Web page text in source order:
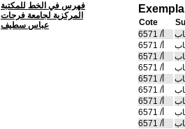
Cote
أ/ 6571
أ/ 6571
أ/ 6571
أ/ 6571
أ/ 6571
أ/ 6571
أ/ 6571
أ/ 6571
أ/ 6571
فهرس في الخط للمكتبة
المركزية لجامعة فرحات
عباس سطيف